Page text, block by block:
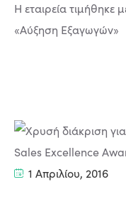
H εταιρεία
«Αύξηση Εξαγωγών»
1 Απριλίου, 2016